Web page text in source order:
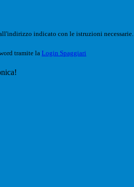
indicato con le istruzioni necessarie.
tramite la Login Spaggiari